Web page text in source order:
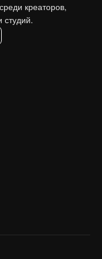
креаторов,
студий.